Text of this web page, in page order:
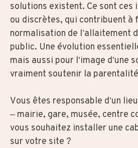
solutions existent. Ce sont
ou discrètes, qui contribuent à
normalisation de l’allaitement
public. Une évolution
mais aussi pour l’image d’une
vraiment soutenir la
Vous êtes responsable d’un
– mairie, gare, musée, centre
vous souhaitez installer une
sur votre site ?